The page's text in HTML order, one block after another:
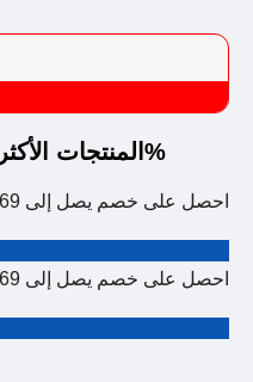
المنتجات الأكثر مبيعًا - خصم يصل إلى 69%